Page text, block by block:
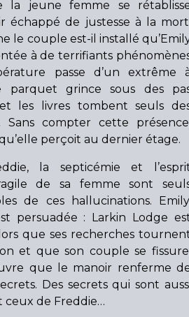
la jeune femme se
échappé de justesse à la
le couple est-il installé
à de terrifiants
passe d’un extrême
parquet grince sous des
et les livres tombent seuls
Sans compter cette
perçoit au dernier étage.
la septicémie et
de sa femme sont
de ces hallucinations.
persuadée : Larkin Lodge
que ses recherches
et que son couple se
que le manoir renferme
Des secrets qui sont
ceux de Freddie…